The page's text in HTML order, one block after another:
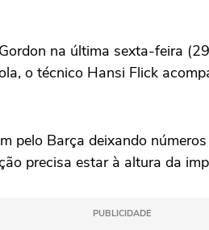
na última sexta-feira
o técnico Hansi Flick
pelo Barça deixando
precisa estar à altura da
PUBLICIDADE